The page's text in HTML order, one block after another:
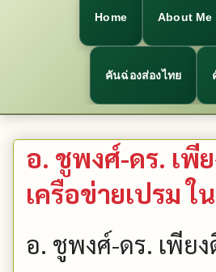
Home About Me
คันฉ่องส่องไทย
อ. ชูพงศ์-ดร. เพี
เครือข่ายเปรม
อ. ชูพงศ์-ดร. เพีย